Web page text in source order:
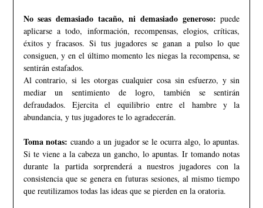
No seas demasiado tacaño, ni demasiado generoso: puede
aplicarse a todo, información, recompensas, elogios, críticas,
éxitos y fracasos. Si tus jugadores se ganan a pulso lo que
consiguen, y en el último momento les niegas la recompensa, se
sentirán estafados.
Al contrario, si les otorgas cualquier cosa sin esfuerzo, y sin
mediar un sentimiento de logro, también se sentirán
defraudados. Ejercita el equilibrio entre el hambre y la
abundancia, y tus jugadores te lo agradecerán.
Toma notas: cuando a un jugador se le ocurra algo, lo apuntas.
Si te viene a la cabeza un gancho, lo apuntas. Ir tomando notas
durante la partida sorprenderá a nuestros jugadores con la
consistencia que se genera en futuras sesiones, al mismo tiempo
que reutilizamos todas las ideas que se pierden en la oratoria.